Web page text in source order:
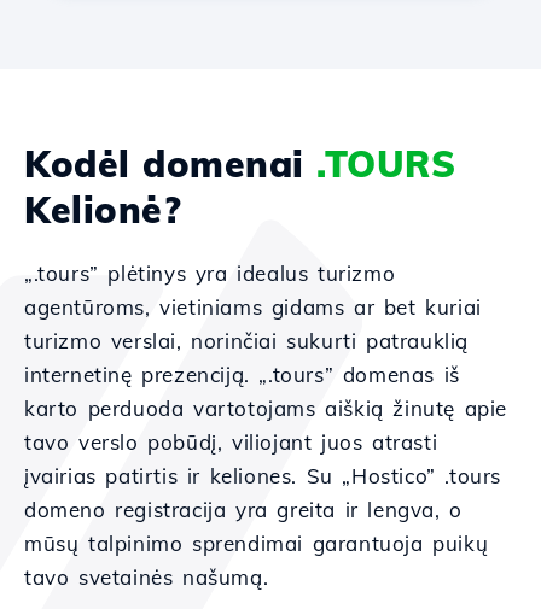
Kodėl domenai .TOURS
Kelionė?
„.tours” plėtinys yra idealus turizmo
agentūroms, vietiniams gidams ar bet kuriai
turizmo verslai, norinčiai sukurti patrauklią
internetinę prezenciją. „.tours” domenas iš
karto perduoda vartotojams aiškią žinutę apie
tavo verslo pobūdį, viliojant juos atrasti
įvairias patirtis ir keliones. Su „Hostico” .tours
domeno registracija yra greita ir lengva, o
mūsų talpinimo sprendimai garantuoja puikų
tavo svetainės našumą.